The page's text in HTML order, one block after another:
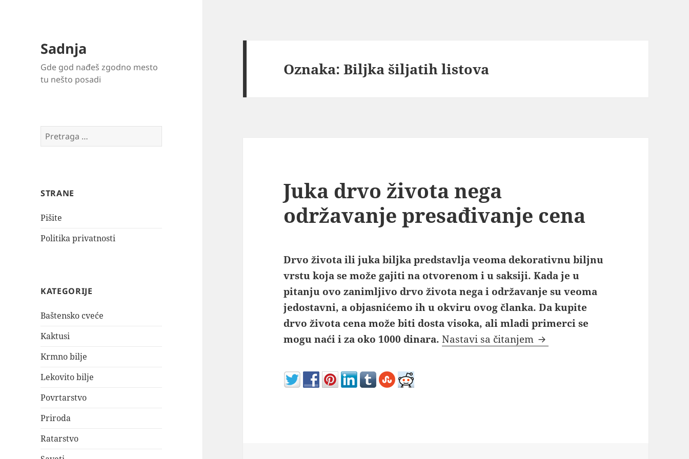
Sadnja
Gde god nađeš zgodno mesto
tu nešto posadi
Pretraga
za:
STRANE
Pišite
Politika privatnosti
KATEGORIJE
Baštensko cveće
Kaktusi
Krmno bilje
Lekovito bilje
Povrtarstvo
Priroda
Ratarstvo
Oznaka:Biljka šiljatih listova
Juka drvo života nega
održavanje presađivanje cena
Drvo života ili juka biljka predstavlja veoma dekorativnu biljnu
vrstu koja se može gajiti na otvorenom i u saksiji. Kada je u
pitanju ovo zanimljivo drvo života nega i održavanje su veoma
jedostavni, a objasnićemo ih u okviru ovog članka. Da kupite
drvo života cena može biti dosta visoka, ali mladi primerci se
mogu naći i za oko 1000 dinara. Nastavi sa čitanjem Juka drvo života nega